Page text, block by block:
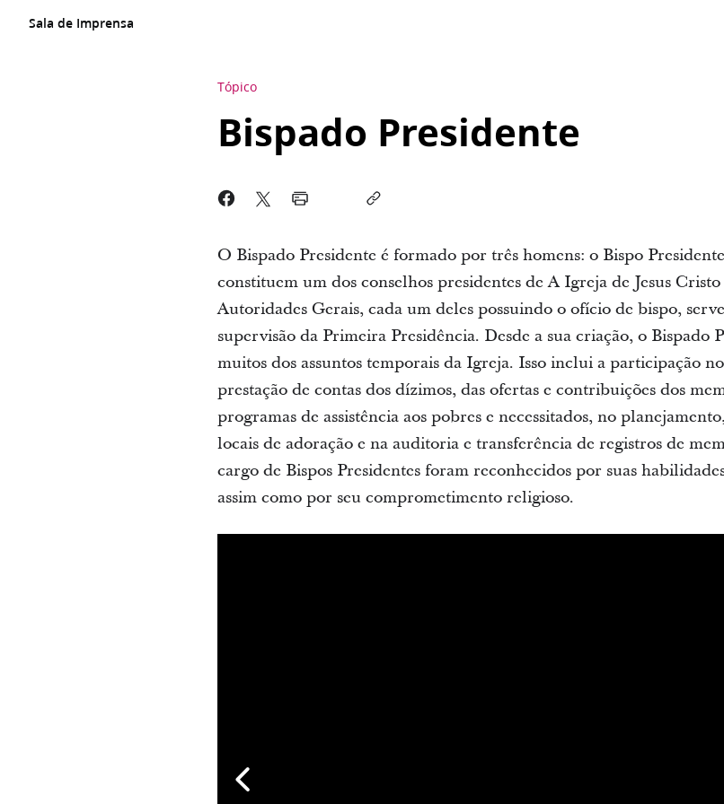
Sala de Imprensa
Tópico
Bispado Presidente
O Bispado Presidente é formado por três homens: o Bispo
constituem um dos conselhos presidentes de A Igreja de Jesus
Autoridades Gerais, cada um deles possuindo o ofício de bispo,
supervisão da Primeira Presidência. Desde a sua criação, o Bispado
muitos dos assuntos temporais da Igreja. Isso inclui a participação
prestação de contas dos dízimos, das ofertas e contribuições dos
programas de assistência aos pobres e necessitados, no
locais de adoração e na auditoria e transferência de registros de
cargo de Bispos Presidentes foram reconhecidos por suas
assim como por seu comprometimento religioso.